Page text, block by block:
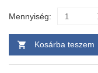
Mennyiség:
Kosárba teszem